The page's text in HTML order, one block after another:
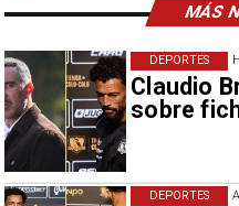
MÁS
Claudio
sobre
DEPORTES
DEPORTES